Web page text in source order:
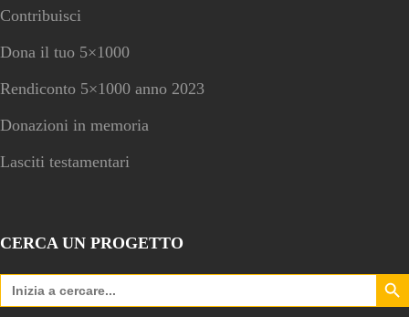
Contribuisci
Dona il tuo 5×1000
Rendiconto 5×1000 anno 2023
Donazioni in memoria
Lasciti testamentari
CERCA UN PROGETTO
Search
for:
Search